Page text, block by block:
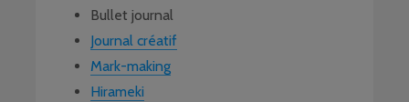
Bullet journal
Journal créatif
Mark-making
Hirameki